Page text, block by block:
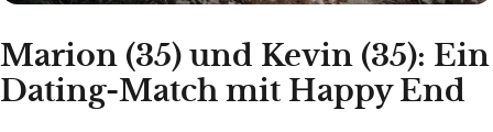
Marion (35) und Kevin (35): Ein
Dating-Match mit Happy End